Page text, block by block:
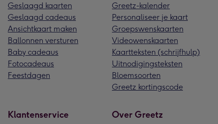
Geslaagd kaarten
Geslaagd cadeaus
Ansichtkaart maken
Ballonnen versturen
Baby cadeaus
Fotocadeaus
Feestdagen
Greetz-kalender
Personaliseer je kaart
Groepswenskaarten
Videowenskaarten
Kaartteksten (schrijfhulp)
Uitnodigingsteksten
Bloemsoorten
Greetz kortingscode
Klantenservice Over Greetz